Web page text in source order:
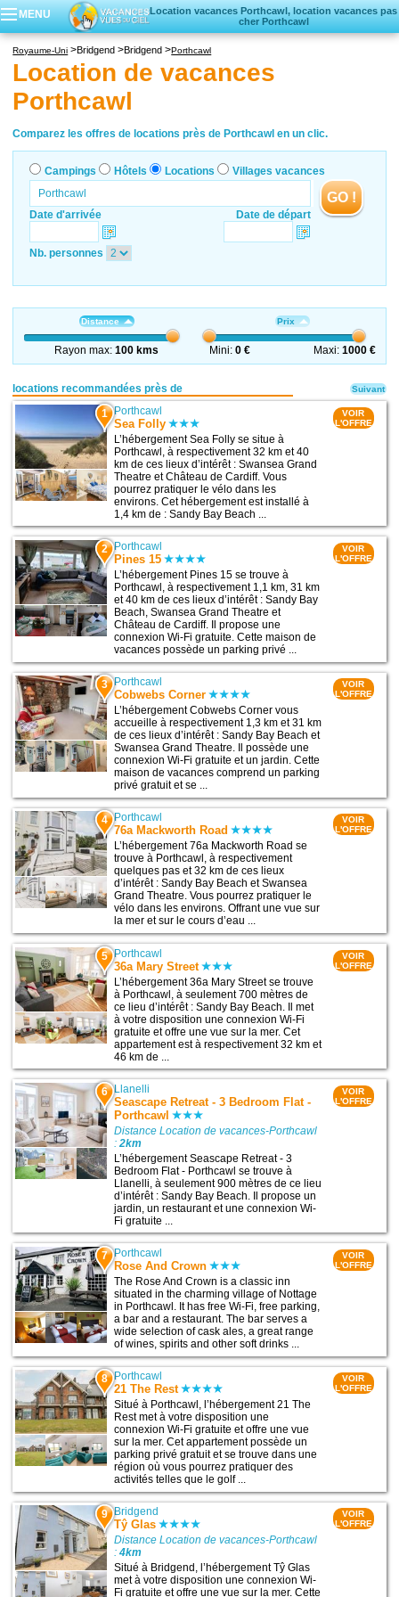
MENU
Location vacances Porthcawl, location vacances pas
cher Porthcawl
Locations vacances
Royaume-Uni Bridgend Bridgend Porthcawl
Location de vacances
Porthcawl
Comparez les offres de locations près de Porthcawl en un clic.
Campings Hôtels Locations Villages vacances
Date d'arrivée Date de départ
GO !
Nb. personnes
Distance
Rayon max:100 kms
Prix
Mini:0 € Maxi: 1000 €
locations recommandées près de
1 Porthcawl
Sea Folly
L’hébergement Sea Folly se situe à
Porthcawl, à respectivement 32 km et 40
km de ces lieux d’intérêt : Swansea Grand
Theatre et Château de Cardiff. Vous
pourrez pratiquer le vélo dans les
environs. Cet hébergement est installé à
1,4 km de : Sandy Bay Beach ...
VOIR
L'OFFRE
2 Porthcawl
Pines 15
L’hébergement Pines 15 se trouve à
Porthcawl, à respectivement 1,1 km, 31 km
et 40 km de ces lieux d’intérêt : Sandy Bay
Beach, Swansea Grand Theatre et
Château de Cardiff. Il propose une
connexion Wi-Fi gratuite. Cette maison de
vacances possède un parking privé ...
VOIR
L'OFFRE
3 Porthcawl
Cobwebs Corner
L’hébergement Cobwebs Corner vous
accueille à respectivement 1,3 km et 31 km
de ces lieux d’intérêt : Sandy Bay Beach et
Swansea Grand Theatre. Il possède une
connexion Wi-Fi gratuite et un jardin. Cette
maison de vacances comprend un parking
privé gratuit et se ...
VOIR
L'OFFRE
4 Porthcawl
76a Mackworth Road
L’hébergement 76a Mackworth Road se
trouve à Porthcawl, à respectivement
quelques pas et 32 km de ces lieux
d’intérêt : Sandy Bay Beach et Swansea
Grand Theatre. Vous pourrez pratiquer le
vélo dans les environs. Offrant une vue sur
la mer et sur le cours d’eau ...
VOIR
L'OFFRE
5 Porthcawl
36a Mary Street
L’hébergement 36a Mary Street se trouve
à Porthcawl, à seulement 700 mètres de
ce lieu d’intérêt : Sandy Bay Beach. Il met
à votre disposition une connexion Wi-Fi
gratuite et offre une vue sur la mer. Cet
appartement est à respectivement 32 km et
46 km de ...
VOIR
L'OFFRE
6 Llanelli
Seascape Retreat - 3 Bedroom Flat -
Porthcawl
Distance Location de vacances-Porthcawl
:2km
L’hébergement Seascape Retreat - 3
Bedroom Flat - Porthcawl se trouve à
Llanelli, à seulement 900 mètres de ce lieu
d’intérêt : Sandy Bay Beach. Il propose un
jardin, un restaurant et une connexion Wi-
Fi gratuite ...
VOIR
L'OFFRE
7 Porthcawl
Rose And Crown
The Rose And Crown is a classic inn
situated in the charming village of Nottage
in Porthcawl. It has free Wi-Fi, free parking,
a bar and a restaurant. The bar serves a
wide selection of cask ales, a great range
of wines, spirits and other soft drinks ...
VOIR
L'OFFRE
8 Porthcawl
21 The Rest
Situé à Porthcawl, l’hébergement 21 The
Rest met à votre disposition une
connexion Wi-Fi gratuite et offre une vue
sur la mer. Cet appartement possède un
parking privé gratuit et se trouve dans une
région où vous pourrez pratiquer des
activités telles que le golf ...
VOIR
L'OFFRE
9 Bridgend
Tŷ Glas
Distance Location de vacances-Porthcawl
:4km
Situé à Bridgend, l’hébergement Tŷ Glas
met à votre disposition une connexion Wi-
Fi gratuite et offre une vue sur la mer. Cette
VOIR
L'OFFRE
Suivant